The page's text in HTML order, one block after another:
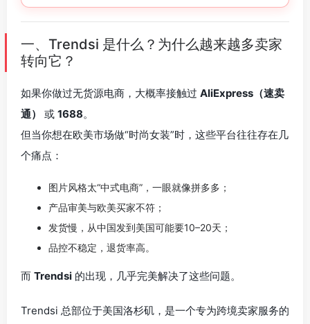
一、Trendsi 是什么？为什么越来越多卖家
转向它？
如果你做过无货源电商，大概率接触过 AliExpress（速卖
通）
或 1688。
但当你想在欧美市场做“时尚女装”时，这些平台往往存在几
个痛点：
图片风格太“中式电商”，一眼就像拼多多；
产品审美与欧美买家不符；
发货慢，从中国发到美国可能要10–20天；
品控不稳定，退货率高。
而 Trendsi 的出现，几乎完美解决了这些问题。
Trendsi 总部位于美国洛杉矶，是一个专为跨境卖家服务的